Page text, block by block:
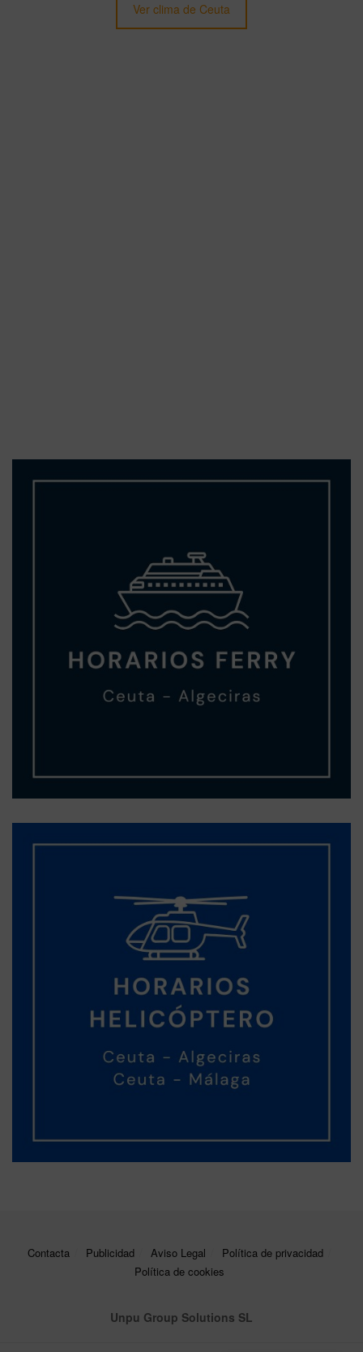
Ver clima de Ceuta
Contacta Publicidad Aviso Legal
Política de privacidad
Política de cookies
Unpu Group Solutions SL